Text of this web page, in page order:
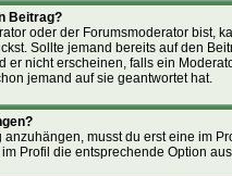
Beitrag?
oder der Forumsmoderator bist,
Sollte jemand bereits auf den
er nicht erscheinen, falls ein
jemand auf sie geantwortet hat.
musst du erst eine im
Profil die entsprechende Option